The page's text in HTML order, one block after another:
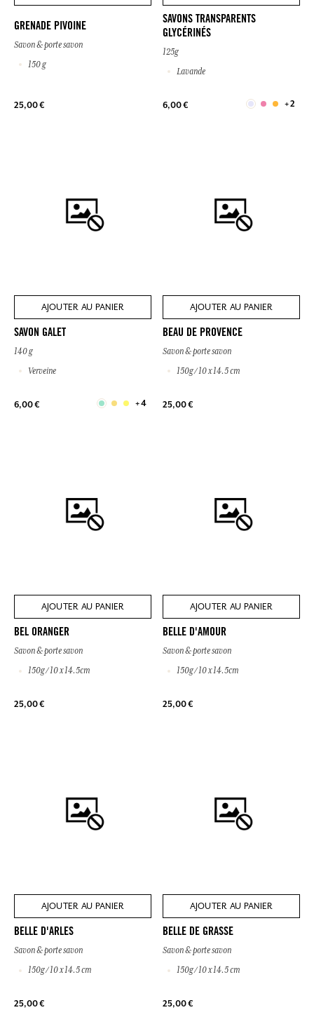
GRENADE PIVOINE
Savon & porte savon
150 g
25,00 €
SAVONS TRANSPARENTS
GLYCÉRINÉS
125g
Lavande
6,00 € + 2
AJOUTER AU PANIER
SAVON GALET
140 g
Verveine
6,00 € + 4
AJOUTER AU PANIER
BEAU DE PROVENCE
Savon & porte savon
150g / 10 x 14.5 cm
25,00 €
AJOUTER AU PANIER
BEL ORANGER
Savon & porte savon
150g / 10 x 14.5cm
25,00 €
AJOUTER AU PANIER
BELLE D'AMOUR
Savon & porte savon
150g / 10 x 14.5cm
25,00 €
AJOUTER AU PANIER
BELLE D'ARLES
Savon & porte savon
150g / 10 x 14.5 cm
25,00 €
AJOUTER AU PANIER
BELLE DE GRASSE
Savon & porte savon
150g / 10 x 14.5 cm
25,00 €